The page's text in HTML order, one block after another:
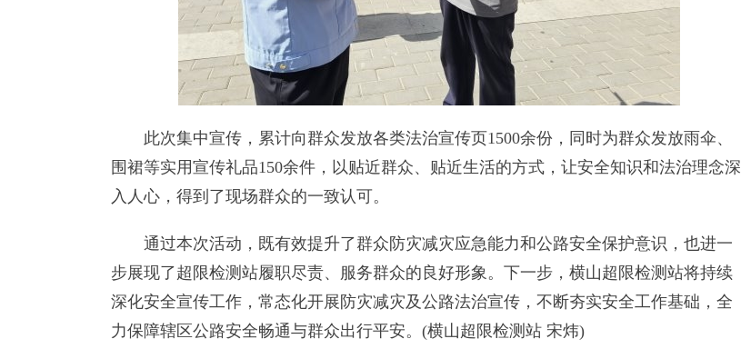
此次集中宣传，累计向群众发放各类法治宣传页1500余份，同时为群众发放雨伞、
围裙等实用宣传礼品150余件，以贴近群众、贴近生活的方式，让安全知识和法治理念深
入人心，得到了现场群众的一致认可。
通过本次活动，既有效提升了群众防灾减灾应急能力和公路安全保护意识，也进一
步展现了超限检测站履职尽责、服务群众的良好形象。下一步，横山超限检测站将持续
深化安全宣传工作，常态化开展防灾减灾及公路法治宣传，不断夯实安全工作基础，全
力保障辖区公路安全畅通与群众出行平安。(横山超限检测站 宋炜)